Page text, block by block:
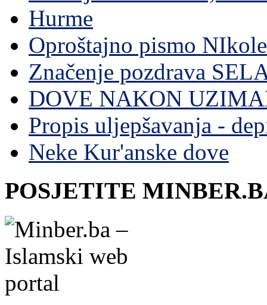
Hurme
Oproštajno pismo
Značenje pozdrava
DOVE NAKON
Propis uljepšavanja -
Neke Kur'anske dove
POSJETITE